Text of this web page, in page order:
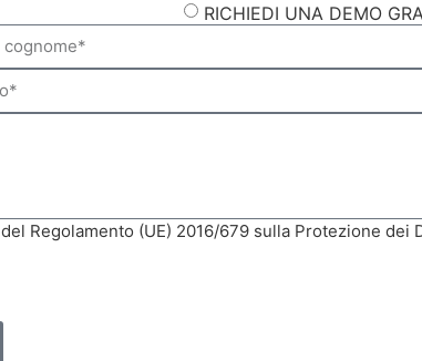
RICHIEDI UNA DEMO
Regolamento (UE) 2016/679 sulla Protezione dei